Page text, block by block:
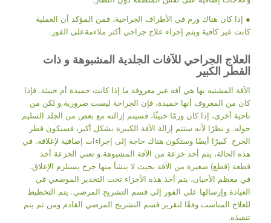
● إذا كان هناك ورم في الأطراف الجراحية، فمن المؤكد أن العملية
كانت غير كافية ويتم إجراء علاج جراحي أكثر ملاءمةعلى الفور.
العلاج الجراحي للآفات الجلدية المشبوهة و ذات
القطر الكبير
الآفة المشتبه بها هي آفة غير معروفة ما إذا كانت حميدة أم خبيثة. فإذا
كان من المعروف أنها حميدة، فإن الجراحة ليست ضرورية.و لكن من
ناحية أخرى، إذا كان ورمًا خبيثًا، فسيتم إزالته مع بعض من الجلد السليم
حوله. و نظرًا لأنه ستتم إزالة الآفة الكبيرة بشكل أكبر، فسيكون قطر
الجرح كبيرًا أيضًا وستكون هناك حاجة إلى إجراءات إضافية لإغلاقه. في
هذه الحالة، يتم أخذ خزعة من الآفة المشبوهة.و تعني الخزعة أخذ
قطعة (قطع) صغيرة من الآفة بحيث لا ينشأ منها جرح يستلزم الإغلاق.
في معظم الأحيان، يتم أخذ هذه الأجزاء تحت التخدير الموضعي في
العيادة وإرسالها على الفور إلى قسم التشريح المرضي. يتم التخطيط
للعلاج المناسب وفقًا لتقرير قسم التشريح المرضي القادم ومن ثم يتم
تنفيذه.